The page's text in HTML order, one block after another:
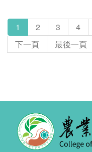
1 2 3 4
下一頁
最後一頁